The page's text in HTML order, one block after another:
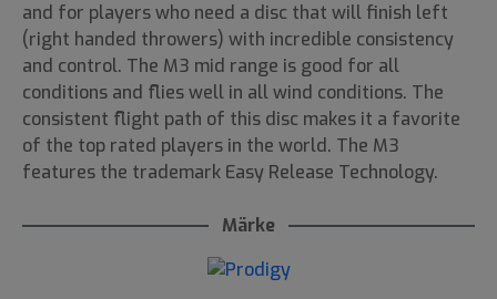
and for players who need a disc that will finish left
(right handed throwers) with incredible consistency
and control. The M3 mid range is good for all
conditions and flies well in all wind conditions. The
consistent flight path of this disc makes it a favorite
of the top rated players in the world. The M3
features the trademark Easy Release Technology.
Märke